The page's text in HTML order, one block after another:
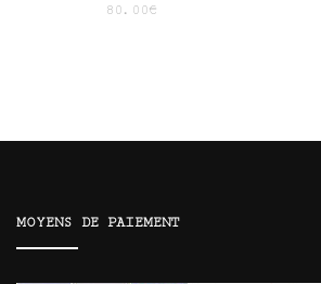
80.00€
MOYENS DE PAIEMENT